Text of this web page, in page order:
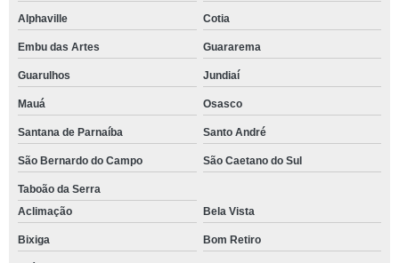
Alphaville Cotia
Embu das Artes Guararema
Guarulhos Jundiaí
Mauá Osasco
Santana de Parnaíba Santo André
São Bernardo do Campo São Caetano do Sul
Taboão da Serra
Aclimação
Bela Vista
Bixiga Bom Retiro